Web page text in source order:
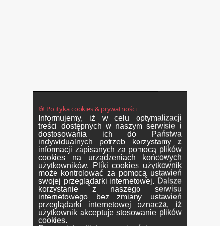
🍪 Polityka cookies & prywatności
Informujemy, iż w celu optymalizacji
treści dostępnych w naszym serwisie i
dostosowania ich do Państwa
indywidualnych potrzeb korzystamy z
informacji zapisanych za pomocą plików
cookies na urządzeniach końcowych
użytkowników. Pliki cookies użytkownik
może kontrolować za pomocą ustawień
swojej przeglądarki internetowej. Dalsze
korzystanie z naszego serwisu
internetowego bez zmiany ustawień
przeglądarki internetowej oznacza, iż
użytkownik akceptuje stosowanie plików
cookies.